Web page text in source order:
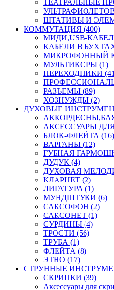
ТЕАТРАЛЬНЫЕ
ШТАТИВЫ И
КОММУТАЦИЯ (400)
МИДИ,USB-
КАБЕЛИ В БУХТАХ
МИКРОФОННЫЙ
МУЛЬТИКОРЫ (1)
ПЕРЕХОДНИКИ
РАЗЪЕМЫ (89)
ХОЗНУЖДЫ (2)
ДУХОВЫЕ
АКСЕССУАРЫ
БЛОК-ФЛЕЙТА (16)
ВАРГАНЫ (12)
ГУБНАЯ
ДУДУК (4)
ДУХОВАЯ
КЛАРНЕТ (2)
ЛИГАТУРА (1)
МУНДШТУКИ (6)
САКСОФОН (2)
САКСОНЕТ (1)
СУРДИНЫ (4)
ТРОСТИ (56)
ТРУБА (1)
ФЛЕЙТА (8)
ЭТНО (17)
СТРУННЫЕ
СКРИПКИ (39)
Аксессуары для